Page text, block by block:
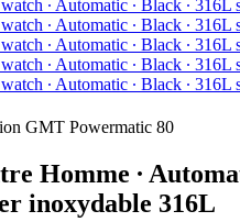
GMT Powermatic 80
Homme ∙
inoxydable 316L